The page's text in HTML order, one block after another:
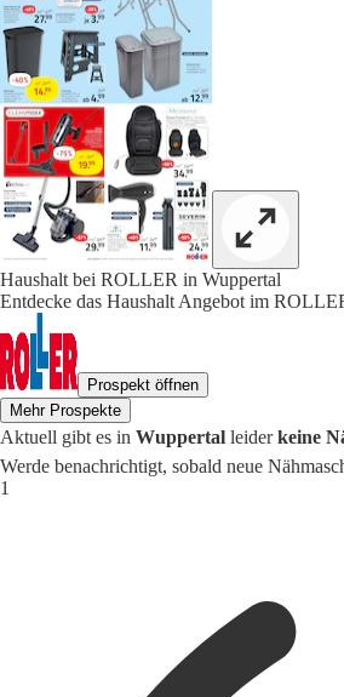
Haushalt bei ROLLER in Wuppertal
Entdecke das Haushalt Angebot im
Prospekt öffnen
Mehr Prospekte
Aktuell gibt es in Wuppertal leiderkeine
Werde benachrichtigt, sobald neue